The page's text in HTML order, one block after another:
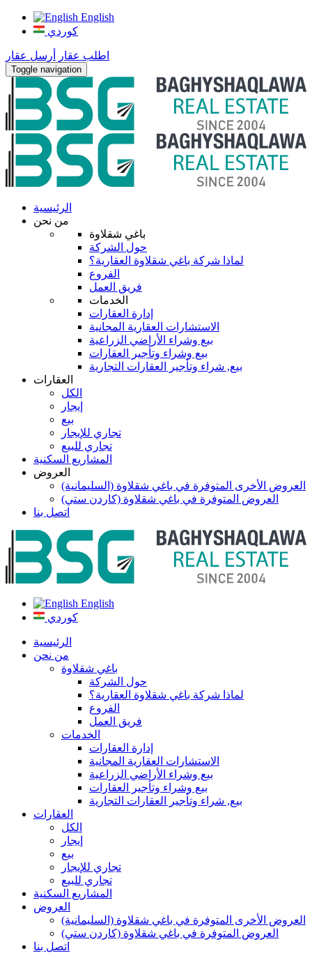
English
كوردي
اطلب عقار أرسل عقار
Toggle navigation
الرئيسية
من نحن
باغي شقلاوة
حول الشركة
لماذا شركة باغي شقلاوة العقارية؟
الفروع
فريق العمل
الخدمات
إدارة العقارات
الاستشارات العقارية المجانية
بيع وشراء الأراضي الزراعية
بيع وشراء وتأجير العقارات
بيع, شراء وتأجير العقارات التجارية
العقارات
الكل
إيجار
بيع
تجاري للإيجار
تجاري للبيع
المشاريع السكنية
العروض
العروض الأخرى المتوفرة في باغي شقلاوة (السليمانية)
العروض المتوفرة في باغي شقلاوة (كاردن ستي)
اتصل بنا
English
كوردي
الرئيسية
من نحن
باغي شقلاوة
حول الشركة
لماذا شركة باغي شقلاوة العقارية؟
الفروع
فريق العمل
الخدمات
إدارة العقارات
الاستشارات العقارية المجانية
بيع وشراء الأراضي الزراعية
بيع وشراء وتأجير العقارات
بيع, شراء وتأجير العقارات التجارية
العقارات
الكل
إيجار
بيع
تجاري للإيجار
تجاري للبيع
المشاريع السكنية
العروض
العروض الأخرى المتوفرة في باغي شقلاوة (السليمانية)
العروض المتوفرة في باغي شقلاوة (كاردن ستي)
اتصل بنا